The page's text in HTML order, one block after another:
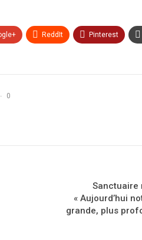
ReddIt Pinterest
0
Sanctuaire
« Aujourd’hui
grande, plus